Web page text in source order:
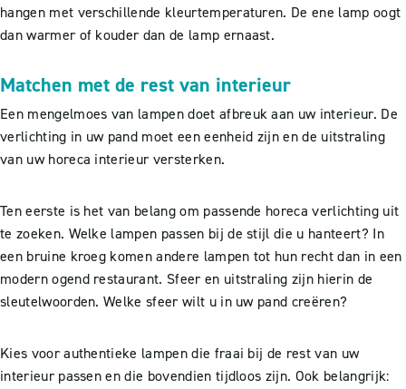
hangen met verschillende kleurtemperaturen. De ene lamp oogt
dan warmer of kouder dan de lamp ernaast.
Matchen met de rest van interieur
Een mengelmoes van lampen doet afbreuk aan uw interieur. De
verlichting in uw pand moet een eenheid zijn en de uitstraling
van uw horeca interieur versterken.
Ten eerste is het van belang om passende horeca verlichting uit
te zoeken. Welke lampen passen bij de stijl die u hanteert? In
een bruine kroeg komen andere lampen tot hun recht dan in een
modern ogend restaurant. Sfeer en uitstraling zijn hierin de
sleutelwoorden. Welke sfeer wilt u in uw pand creëren?
Kies voor authentieke lampen die fraai bij de rest van uw
interieur passen en die bovendien tijdloos zijn. Ook belangrijk: